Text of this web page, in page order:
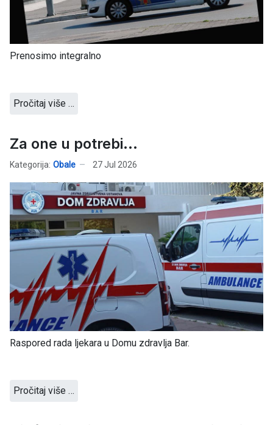
Prenosimo integralno
Pročitaj više …
Za one u potrebi...
Kategorija: Obale 27 Jul 2026
Raspored rada ljekara u Domu zdravlja Bar.
Pročitaj više …